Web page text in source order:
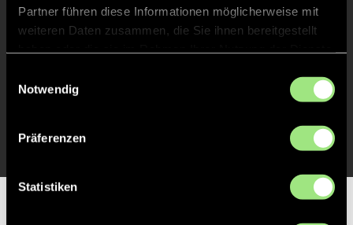
Partner führen diese Informationen möglicherweise mit
weiteren Daten zusammen, die Sie ihnen bereitgestellt
Notwendig
Präferenzen
Statistiken